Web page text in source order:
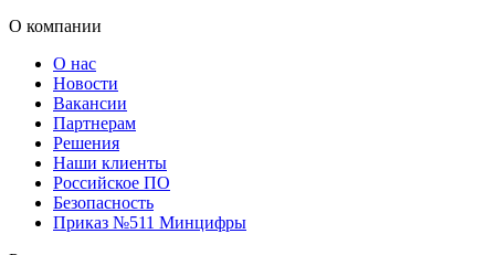
О компании
О нас
Новости
Вакансии
Партнерам
Решения
Наши клиенты
Российское ПО
Безопасность
Приказ №511 Минцифры